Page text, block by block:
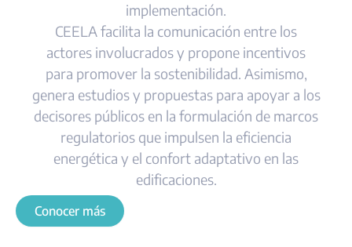
implementación.
CEELA facilita la comunicación entre los
actores involucrados y propone incentivos
para promover la sostenibilidad. Asimismo,
genera estudios y propuestas para apoyar a los
decisores públicos en la formulación de marcos
regulatorios que impulsen la eficiencia
energética y el confort adaptativo en las
edificaciones.
Conocer más